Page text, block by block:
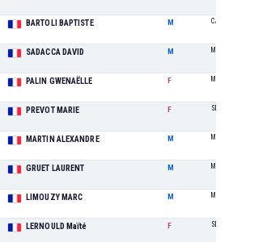
BARTOLI BAPTISTE M CA
SADACCA DAVID M M3
PALIN GWENAËLLE F M1
PREVOT MARIE F SE
MARTIN ALEXANDRE M M4
GRUET LAURENT M M4
LIMOUZY MARC M M4
LERNOULD Maïté F SE